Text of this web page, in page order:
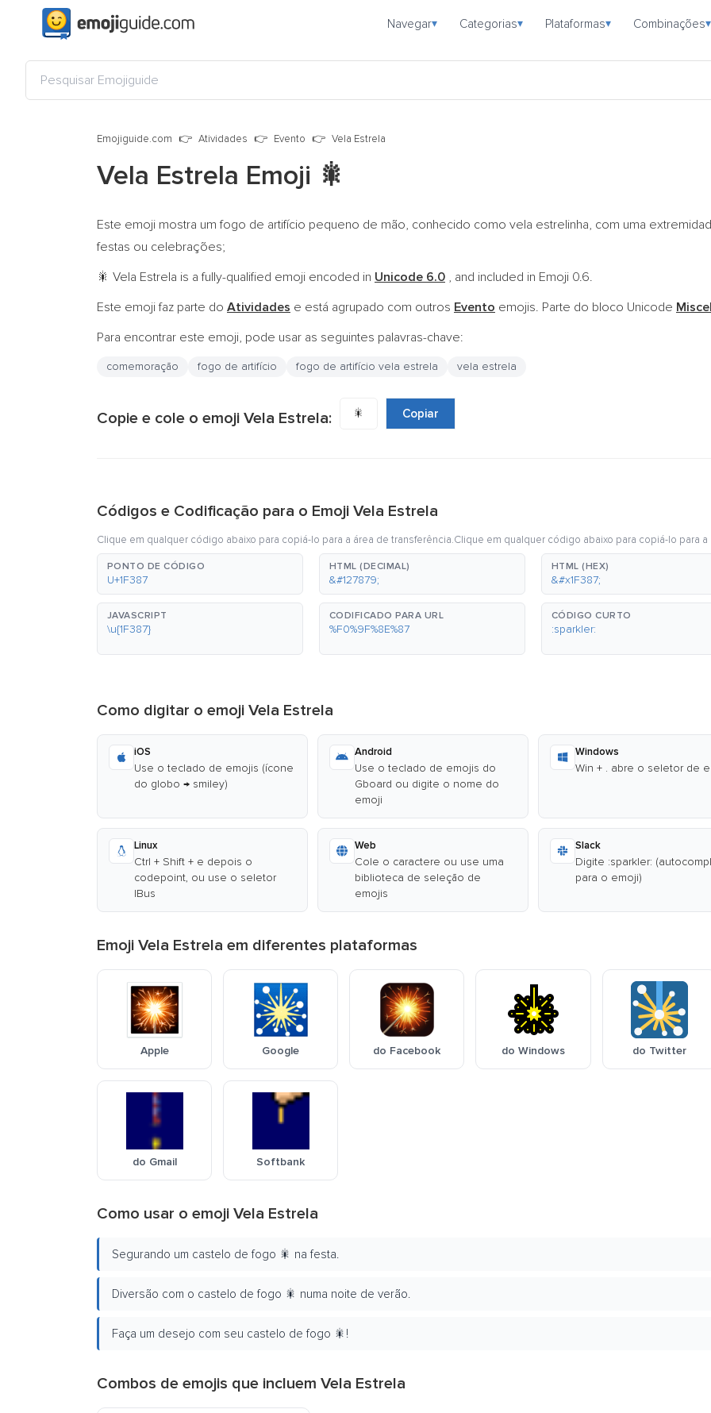
Navegar▾ Categorias▾ Plataformas▾ Combinações▾
Emojiguide.com Atividades Evento Vela Estrela
Vela Estrela Emoji 🎇
Este emoji mostra um fogo de artifício pequeno de mão, conhecido como vela estrelinha, com uma
festas ou celebrações;
🎇 Vela Estrela is a fully-qualified emoji encoded in Unicode 6.0 , and included in Emoji 0.6.
Este emoji faz parte do Atividades e está agrupado com outros Evento emojis. Parte do bloco Unicode
Para encontrar este emoji, pode usar as seguintes palavras-chave:
comemoração fogo de artifício fogo de artifício vela estrela vela estrela
Copie e cole o emoji Vela Estrela: 🎇 Copiar
Códigos e Codificação para o Emoji Vela Estrela
Clique em qualquer código abaixo para copiá-lo para a área de transferência.Clique em qualquer código abaixo para copiá-lo para
PONTO DE CÓDIGO
U+1F387
HTML (DECIMAL)
&#127879;
HTML (HEX)
&#x1F387;
JAVASCRIPT
\u{1F387}
CODIFICADO PARA URL
%F0%9F%8E%87
CÓDIGO CURTO
:sparkler:
Como digitar o emoji Vela Estrela
iOS
Use o teclado de emojis (ícone
do globo → smiley)
Android
Use o teclado de emojis do
Gboard ou digite o nome do
emoji
Windows
Win + . abre o seletor de
Linux
Ctrl + Shift + e depois o
codepoint, ou use o seletor
IBus
Web
Cole o caractere ou use uma
biblioteca de seleção de
emojis
Slack
Digite :sparkler:
para o emoji)
Emoji Vela Estrela em diferentes plataformas
Apple Google do Facebook do Windows do Twitter
do Gmail Softbank
Como usar o emoji Vela Estrela
Segurando um castelo de fogo 🎇 na festa.
Diversão com o castelo de fogo 🎇 numa noite de verão.
Faça um desejo com seu castelo de fogo 🎇!
Combos de emojis que incluem Vela Estrela